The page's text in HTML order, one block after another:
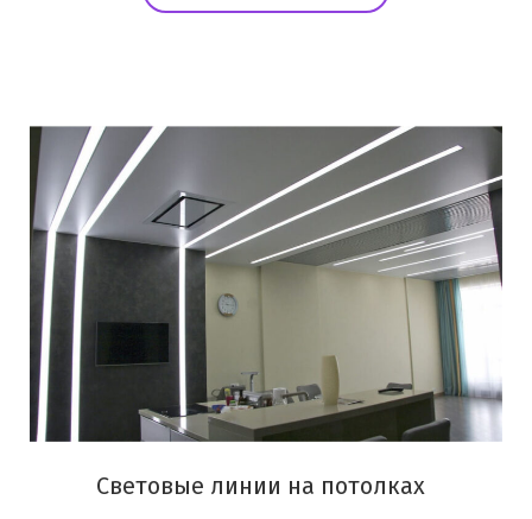
Световые линии на потолках